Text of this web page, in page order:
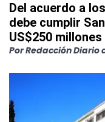
Del acuerdo a
debe cumplir
US$250
PorRedacción Diario